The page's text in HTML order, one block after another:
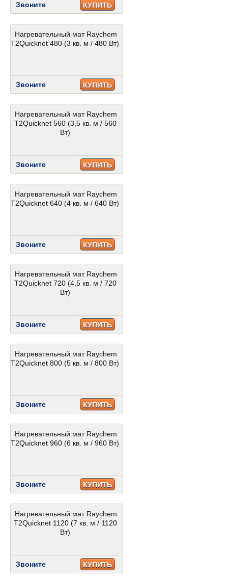
Звоните КУПИТЬ
Нагревательный мат Raychem
T2Quicknet 480 (3 кв. м / 480 Вт)
Звоните КУПИТЬ
Нагревательный мат Raychem
T2Quicknet 560 (3,5 кв. м / 560
Вт)
Звоните КУПИТЬ
Нагревательный мат Raychem
T2Quicknet 640 (4 кв. м / 640 Вт)
Звоните КУПИТЬ
Нагревательный мат Raychem
T2Quicknet 720 (4,5 кв. м / 720
Вт)
Звоните КУПИТЬ
Нагревательный мат Raychem
T2Quicknet 800 (5 кв. м / 800 Вт)
Звоните КУПИТЬ
Нагревательный мат Raychem
T2Quicknet 960 (6 кв. м / 960 Вт)
Звоните КУПИТЬ
Нагревательный мат Raychem
T2Quicknet 1120 (7 кв. м / 1120
Вт)
Звоните КУПИТЬ